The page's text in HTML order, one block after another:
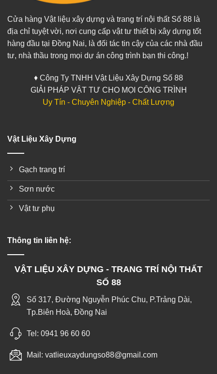
Cửa hàng Vật liệu xây dựng và trang trí nội thất Số 88 là
địa chỉ tuyệt vời, nơi cung cấp vật tư thiết bị xây dựng tốt
hàng đầu tại Đồng Nai, là đối tác tin cậy của các nhà đầu
tư, nhà thầu trong mọi dự án công trình bạn thi công.!
♦ Công Ty TNHH Vật Liệu Xây Dựng Số 88
GIẢI PHÁP VẬT TƯ CHO MỌI CÔNG TRÌNH
Uy Tín - Chuyên Nghiệp - Chất Lượng
Vật Liệu Xây Dựng
Gạch trang trí
Sơn nước
Vật tư phụ
Thông tin liên hệ:
VẬT LIỆU XÂY DỰNG - TRANG TRÍ NỘI THẤT
SỐ 88
Số 317, Đường Nguyễn Phúc Chu, P.Trảng Dài,
Tp.Biên Hoà, Đồng Nai
Tel: 0941 96 60 60
Mail: vatlieuxaydungso88@gmail.com